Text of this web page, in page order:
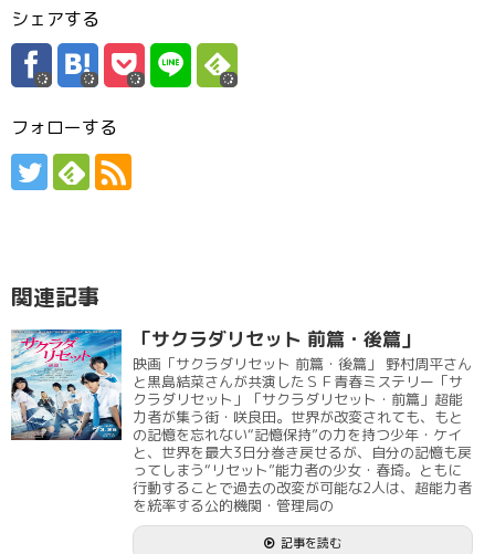
シェアする
フォローする
関連記事
「サクラダリセット 前篇・後篇」
映画「サクラダリセット 前篇・後篇」 野村周平さん
と黒島結菜さんが共演したＳＦ青春ミステリー「サ
クラダリセット」「サクラダリセット・前篇」超能
力者が集う街・咲良田。世界が改変されても、もと
の記憶を忘れない“記憶保持”の力を持つ少年・ケイ
と、世界を最大3日分巻き戻せるが、自分の記憶も戻
ってしまう“リセット”能力者の少女・春埼。ともに
行動することで過去の改変が可能な2人は、超能力者
を統率する公的機関・管理局の
記事を読む